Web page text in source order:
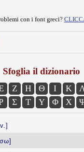
con i font greci?
Sfoglia il dizionario
Ζ Η Θ Ι Κ Λ
Σ Τ Υ Φ Χ